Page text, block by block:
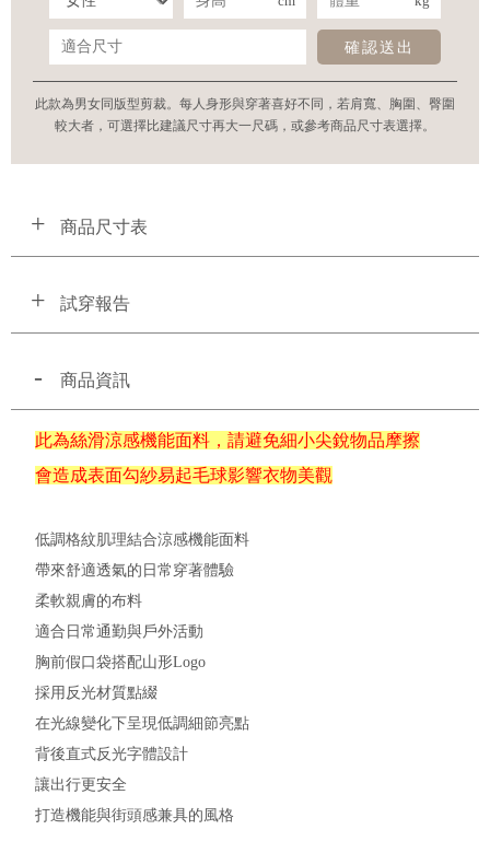
確認送出
此款為男女同版型剪裁。每人身形與穿著喜好不同，若肩寬、胸圍、臀圍
較大者，可選擇比建議尺寸再大一尺碼，或參考商品尺寸表選擇。
商品尺寸表
試穿報告
商品資訊
此為絲滑涼感機能面料，請避免細小尖銳物品摩擦
會造成表面勾紗易起毛球影響衣物美觀
低調格紋肌理結合涼感機能面料
帶來舒適透氣的日常穿著體驗
柔軟親膚的布料
適合日常通勤與戶外活動
胸前假口袋搭配山形Logo
採用反光材質點綴
在光線變化下呈現低調細節亮點
背後直式反光字體設計
讓出行更安全
打造機能與街頭感兼具的風格